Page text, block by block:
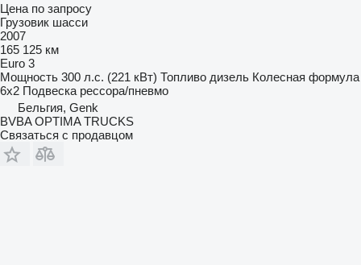
Цена по запросу
Грузовик шасси
2007
165 125 км
Euro 3
Мощность 300 л.с. (221 кВт) Топливо дизель Колесная формула
6x2 Подвеска рессора/пневмо
Бельгия, Genk
BVBA OPTIMA TRUCKS
Связаться с продавцом